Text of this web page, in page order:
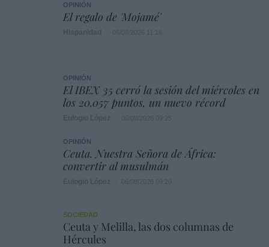
OPINIÓN
El regalo de 'Mojamé'
OPINIÓN
El IBEX 35 cerró la sesión del miércoles en
los 20.057 puntos, un nuevo récord
OPINIÓN
Ceuta. Nuestra Señora de África:
convertir al musulmán
SOCIEDAD
Ceuta y Melilla, las dos columnas de
Hércules